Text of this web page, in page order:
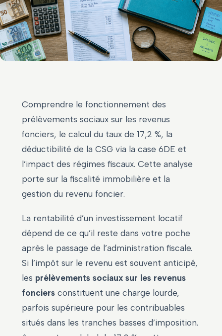
Comprendre le fonctionnement des
prélèvements sociaux sur les revenus
fonciers, le calcul du taux de 17,2 %, la
déductibilité de la CSG via la case 6DE et
l’impact des régimes fiscaux. Cette analyse
porte sur la fiscalité immobilière et la
gestion du revenu foncier.
La rentabilité d’un investissement locatif
dépend de ce qu’il reste dans votre poche
après le passage de l’administration fiscale.
Si l’impôt sur le revenu est souvent anticipé,
les prélèvements sociaux sur les revenus
fonciers constituent une charge lourde,
parfois supérieure pour les contribuables
situés dans les tranches basses d’imposition.